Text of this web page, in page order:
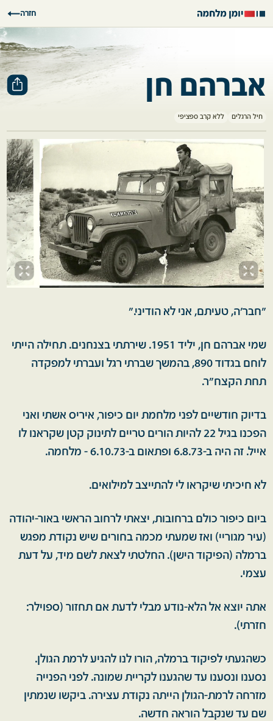
חזרה
אברהם חן
חיל הרגלים ללא קרב ספציפי
"חבר'ה, טעיתם, אני לא הודיני."
שמי אברהם חן, יליד 1951. שירתתי בצנחנים. תחילה הייתי
לוחם בגדוד 890, בהמשך שברתי רגל ועברתי למפקדה
תחת הקצח"ר.
בדיוק חודשיים לפני מלחמת יום כיפור, איריס אשתי ואני
הפכנו בגיל 22 להיות הורים טריים לתינוק קטן שקראנו לו
אייל. זה היה ב-6.8.73 ופתאום ב-6.10.73 - מלחמה.
לא חיכיתי שיקראו לי להתייצב למילואים.
ביום כיפור כולם ברחובות, יצאתי לרחוב הראשי באור-יהודה
(עיר מגוריי) ואז שמעתי מכמה בחורים שיש נקודת מפגש
ברמלה (הפיקוד הישן). החלטתי לצאת לשם מיד, על דעת
עצמי.
אתה יוצא אל הלא-נודע מבלי לדעת אם תחזור (ספוילר:
חזרתי).
כשהגעתי לפיקוד ברמלה, הורו לנו להגיע לרמת הגולן.
נסענו ונסענו עד שהגענו לקריית שמונה. לפני הפנייה
מזרחה לרמת-הגולן הייתה נקודת עצירה. ביקשו שנמתין
שם עד שנקבל הוראה חדשה.